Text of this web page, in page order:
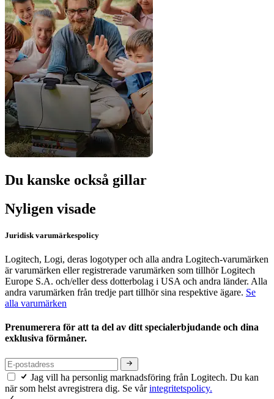
Du kanske också gillar
Nyligen visade
Juridisk varumärkespolicy
Logitech, Logi, deras logotyper och alla andra Logitech-varumärken
är varumärken eller registrerade varumärken som tillhör Logitech
Europe S.A. och/eller dess dotterbolag i USA och andra länder. Alla
andra varumärken från tredje part tillhör sina respektive ägare. Se
alla varumärken
Prenumerera för att ta del av ditt specialerbjudande och dina
exklusiva förmåner.
Jag vill ha personlig marknadsföring från Logitech. Du kan
när som helst avregistrera dig. Se vårintegritetspolicy.